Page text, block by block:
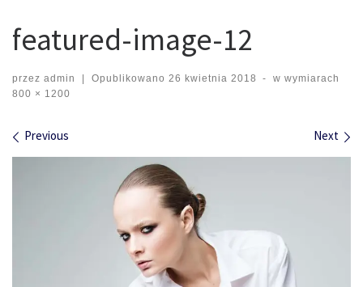
featured-image-12
przez admin | Opublikowano 26 kwietnia 2018 -
w wymiarach
800 × 1200
Images navigation
Previous Next